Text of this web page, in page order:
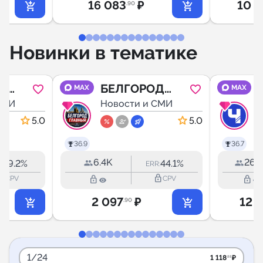
16 083.90 ₽ 10
Новинки в тематике
5.0
29.2%
CPV
MAX
36.9
БЕЛГОРОД
ГЛАВНЫЙ
Новости и СМИ
5.0
6.4K ERR:44.1%
lock_outline lock_outlineCPV
2 097.90 ₽
MAX
36.7
lock_outline
12
1/24 1 118.88₽